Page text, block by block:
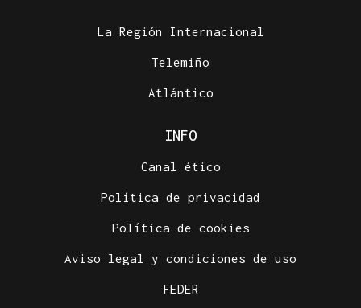
La Región Internacional
Telemiño
Atlántico
INFO
Canal ético
Política de privacidad
Política de cookies
Aviso legal y condiciones de uso
FEDER